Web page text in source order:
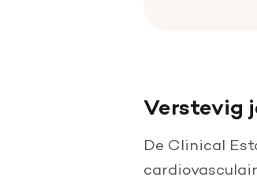
Verstevig
De Clinical